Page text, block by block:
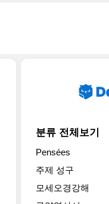
분류 전체보기
Pensées
주제 성구
모세오경강해